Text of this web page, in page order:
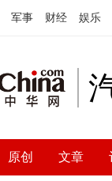
军事 财经 娱乐
原创 文章